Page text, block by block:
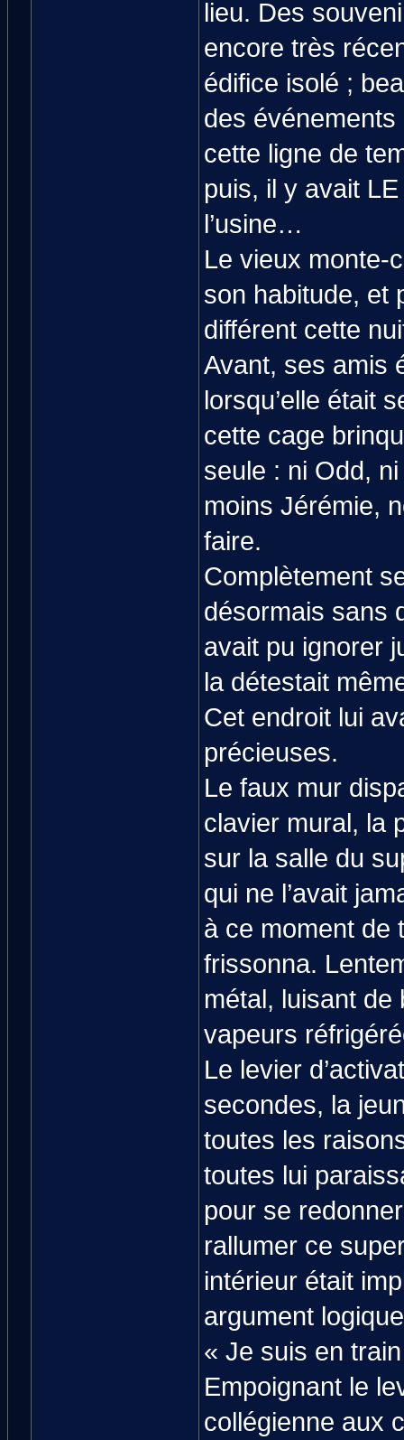
lieu. Des
encore très
édifice isolé ;
des événements
cette ligne de
puis, il y avait
l’usine…
Le vieux monte-
son habitude, et
différent cette
Avant, ses amis
lorsqu’elle était
cette cage
seule : ni Odd,
moins Jérémie,
faire.
Complètement
désormais sans
avait pu ignorer
la détestait
Cet endroit lui
précieuses.
Le faux mur
clavier mural, la
sur la salle du
qui ne l’avait
à ce moment de
frissonna.
métal, luisant de
vapeurs
Le levier
secondes, la
toutes les
toutes lui
pour se
rallumer ce
intérieur était
argument
« Je suis en
Empoignant le
collégienne aux